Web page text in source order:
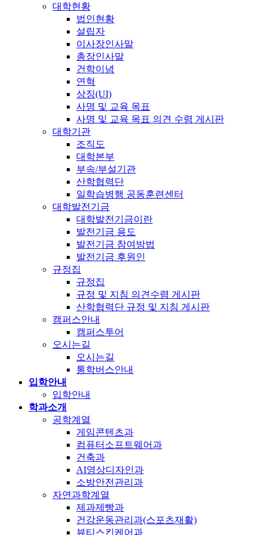
대학현황
법인현황
설립자
이사장인사말
총장인사말
건학이념
연혁
상징(UI)
사명 및 교육 목표
사명 및 교육 목표 의견 수렴 게시판
대학기관
조직도
대학본부
부속/부설기관
산학협력단
일학습병행 공동훈련센터
대학발전기금
대학발전기금이란
발전기금 용도
발전기금 참여방법
발전기금 후원인
규정집
규정집
규정 및 지침 의견수렴 게시판
산학협력단 규정 및 지침 게시판
캠퍼스안내
캠퍼스투어
오시는길
오시는길
통학버스안내
입학안내
입학안내
학과소개
공학계열
게임콘텐츠과
컴퓨터소프트웨어과
건축과
AI영상디자인과
소방안전관리과
자연과학계열
제과제빵과
건강운동관리과(스포츠재활)
뷰티스킨케어과